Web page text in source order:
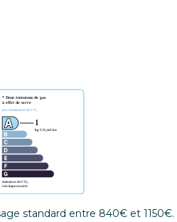
standard entre 840€ et 1150€.